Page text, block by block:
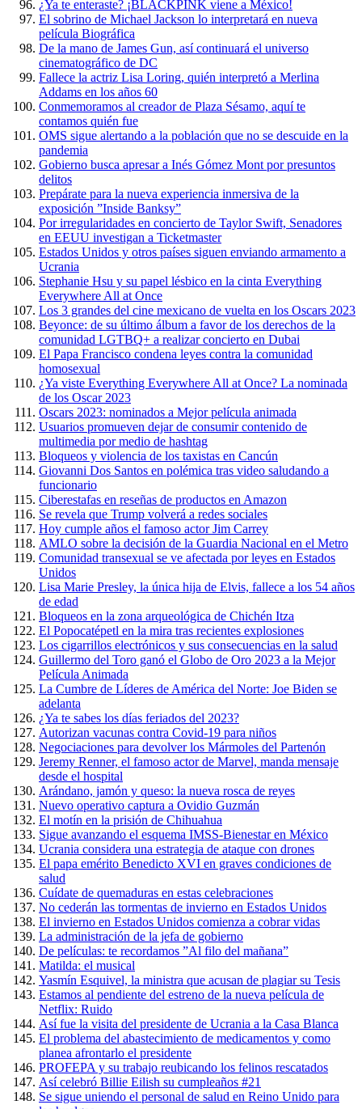
¿Ya te enteraste? ¡BLACKPINK viene a México!
El sobrino de Michael Jackson lo interpretará en nueva
película Biográfica
De la mano de James Gun, así continuará el universo
cinematográfico de DC
Fallece la actriz Lisa Loring, quién interpretó a Merlina
Addams en los años 60
Conmemoramos al creador de Plaza Sésamo, aquí te
contamos quién fue
OMS sigue alertando a la población que no se descuide en la
pandemia
Gobierno busca apresar a Inés Gómez Mont por presuntos
delitos
Prepárate para la nueva experiencia inmersiva de la
exposición ”Inside Banksy”
Por irregularidades en concierto de Taylor Swift, Senadores
en EEUU investigan a Ticketmaster
Estados Unidos y otros países siguen enviando armamento a
Ucrania
Stephanie Hsu y su papel lésbico en la cinta Everything
Everywhere All at Once
Los 3 grandes del cine mexicano de vuelta en los Oscars 2023
Beyonce: de su último álbum a favor de los derechos de la
comunidad LGTBQ+ a realizar concierto en Dubai
El Papa Francisco condena leyes contra la comunidad
homosexual
¿Ya viste Everything Everywhere All at Once? La nominada
de los Oscar 2023
Oscars 2023: nominados a Mejor película animada
Usuarios promueven dejar de consumir contenido de
multimedia por medio de hashtag
Bloqueos y violencia de los taxistas en Cancún
Giovanni Dos Santos en polémica tras video saludando a
funcionario
Ciberestafas en reseñas de productos en Amazon
Se revela que Trump volverá a redes sociales
Hoy cumple años el famoso actor Jim Carrey
AMLO sobre la decisión de la Guardia Nacional en el Metro
Comunidad transexual se ve afectada por leyes en Estados
Unidos
Lisa Marie Presley, la única hija de Elvis, fallece a los 54 años
de edad
Bloqueos en la zona arqueológica de Chichén Itza
El Popocatépetl en la mira tras recientes explosiones
Los cigarrillos electrónicos y sus consecuencias en la salud
Guillermo del Toro ganó el Globo de Oro 2023 a la Mejor
Película Animada
La Cumbre de Líderes de América del Norte: Joe Biden se
adelanta
¿Ya te sabes los días feriados del 2023?
Autorizan vacunas contra Covid-19 para niños
Negociaciones para devolver los Mármoles del Partenón
Jeremy Renner, el famoso actor de Marvel, manda mensaje
desde el hospital
Arándano, jamón y queso: la nueva rosca de reyes
Nuevo operativo captura a Ovidio Guzmán
El motín en la prisión de Chihuahua
Sigue avanzando el esquema IMSS-Bienestar en México
Ucrania considera una estrategia de ataque con drones
El papa emérito Benedicto XVI en graves condiciones de
salud
Cuídate de quemaduras en estas celebraciones
No cederán las tormentas de invierno en Estados Unidos
El invierno en Estados Unidos comienza a cobrar vidas
La administración de la jefa de gobierno
De películas: te recordamos ”Al filo del mañana”
Matilda: el musical
Yasmín Esquivel, la ministra que acusan de plagiar su Tesis
Estamos al pendiente del estreno de la nueva película de
Netflix: Ruido
Así fue la visita del presidente de Ucrania a la Casa Blanca
El problema del abastecimiento de medicamentos y como
planea afrontarlo el presidente
PROFEPA y su trabajo reubicando los felinos rescatados
Así celebró Billie Eilish su cumpleaños #21
Se sigue uniendo el personal de salud en Reino Unido para